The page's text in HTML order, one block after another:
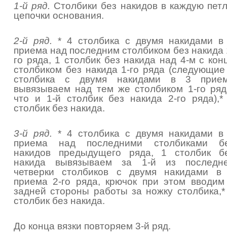
1-й ряд. Столбики без накидов в каждую
цепочки основания.
2-й ряд. * 4 столбика с двумя накидами
приема над последним столбиком без накида
го ряда, 1 столбик без накида над 4-м с
столбиком без накида 1-го ряда
столбика с двумя накидами в 3
вывязываем над тем же столбиком 1-го
что и 1-й столбик без накида 2-го
столбик без накида.
3-й ряд. * 4 столбика с двумя накидами
приема над последними столбиками
накидов предыдущего ряда, 1 столбик
накида вывязываем за 1-й из
четверки столбиков с двумя накидами
приема 2-го ряда, крючок при этом
задней стороны работы за ножку
столбик без накида.
До конца вязки повторяем 3-й ряд.